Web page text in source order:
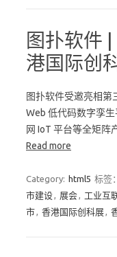
图扑软件
港国际创
图扑软件受邀亮相第
Web 低代码数字孪
网 IoT 平台等全矩
Read more
Category: html5 标签：
市建设, 展会, 工业互
市, 香港国际创科展,